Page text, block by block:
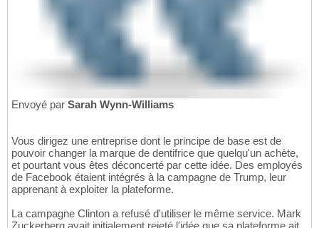
Envoyé par Sarah Wynn-Williams
Vous dirigez une entreprise dont le principe de base est de
pouvoir changer la marque de dentifrice que quelqu'un achète,
et pourtant vous êtes déconcerté par cette idée. Des employés
de Facebook étaient intégrés à la campagne de Trump, leur
apprenant à exploiter la plateforme.
La campagne Clinton a refusé d'utiliser le même service. Mark
Zuckerberg avait initialement rejeté l'idée que sa plateforme ait